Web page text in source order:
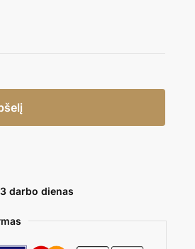
darbo dienas